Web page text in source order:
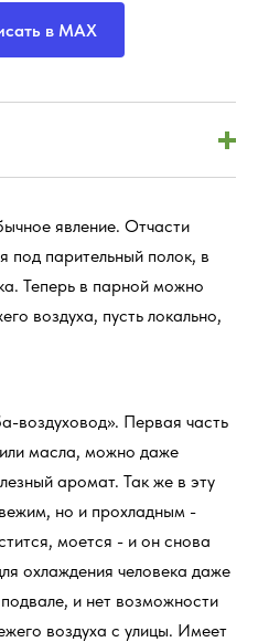
в MAX
явление. Отчасти
под парительный полок, в
Теперь в парной можно
воздуха, пусть локально,
воздуховод». Первая часть
масла, можно даже
аромат. Так же в эту
но и прохладным -
моется - и он снова
охлаждения человека даже
и нет возможности
воздуха с улицы. Имеет